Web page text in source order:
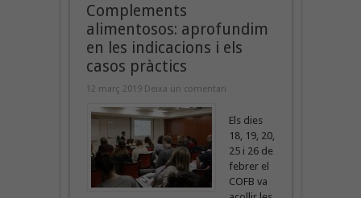
Complements
alimentosos: aprofundim
en les indicacions i els
casos pràctics
12 març 2019 Deixa un comentari
Els dies
18, 19, 20,
25 i 26 de
febrer el
COFB va